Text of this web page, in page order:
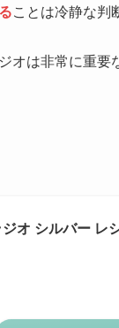
ことは冷静な判
オは非常に重要
オ シルバー レ